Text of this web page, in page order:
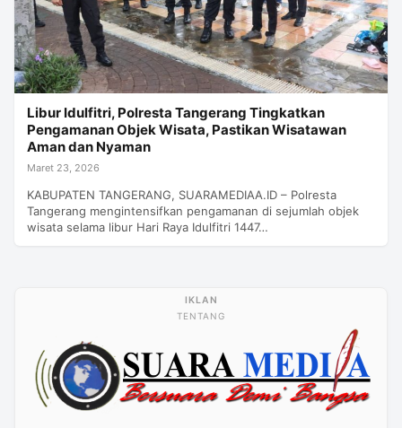
Libur Idulfitri, Polresta Tangerang Tingkatkan
Pengamanan Objek Wisata, Pastikan Wisatawan
Aman dan Nyaman
Maret 23, 2026
KABUPATEN TANGERANG, SUARAMEDIAA.ID – Polresta
Tangerang mengintensifkan pengamanan di sejumlah objek
wisata selama libur Hari Raya Idulfitri 1447…
TENTANG